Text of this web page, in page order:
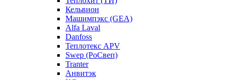
Кельвион
Машимпэкс (GEA)
Alfa Laval
Danfoss
Теплотекс APV
Swep (РоСвеп)
Tranter
Анвитэк